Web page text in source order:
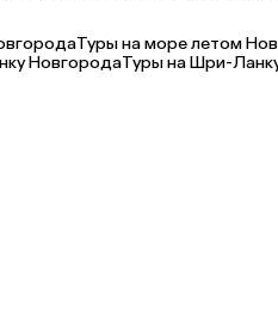
Туры на море летом
НовгородаТуры на Шри-